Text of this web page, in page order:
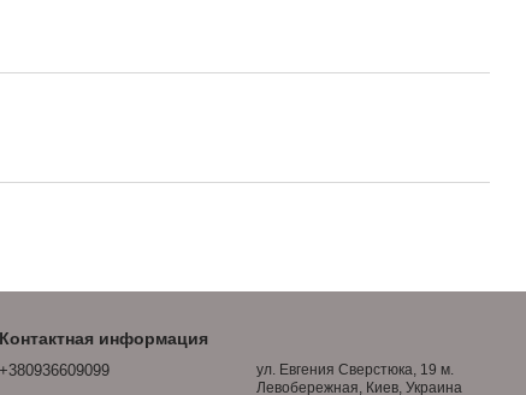
Контактная информация
+380936609099
ул. Евгения Сверстюка, 19 м.
Левобережная, Киев, Украина